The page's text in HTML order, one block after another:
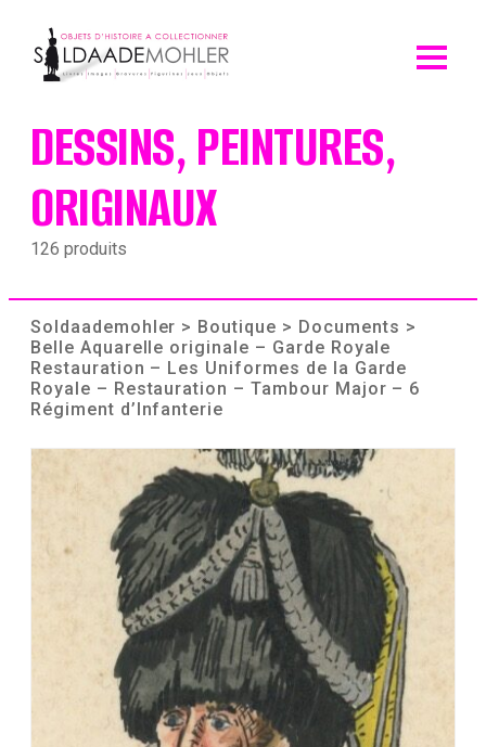
content
DESSINS, PEINTURES,
ORIGINAUX
126 produits
Soldaademohler > Boutique > Documents >
Belle Aquarelle originale – Garde Royale
Restauration – Les Uniformes de la Garde
Royale – Restauration – Tambour Major – 6
Régiment d’Infanterie